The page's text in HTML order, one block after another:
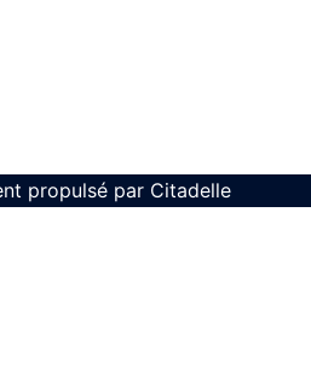
propulsé par Citadelle